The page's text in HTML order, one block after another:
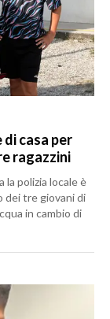
casa per
ragazzini
la polizia locale è
tre giovani di
in cambio di